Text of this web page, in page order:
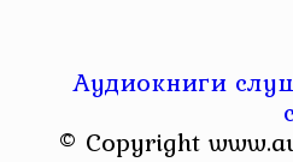
Аудиокниги
© Copyright